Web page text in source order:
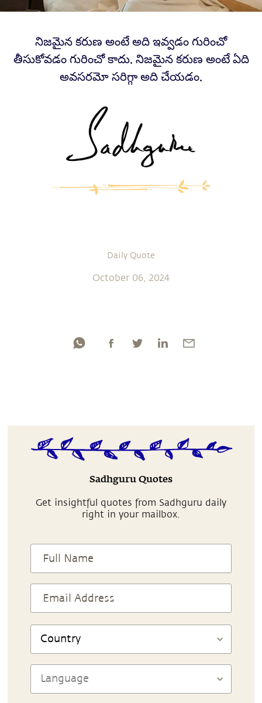
నిజమైన కరుణ అంటే అది ఇవ్వడం గురించో
తీసుకోవడం గురించో కాదు. నిజమైన కరుణ అంటే ఏది
అవసరమో సరిగ్గా అది చేయడం.
Daily Quote
October 06, 2024
Sadhguru Quotes
Get insightful quotes from Sadhguru daily
right in your mailbox.